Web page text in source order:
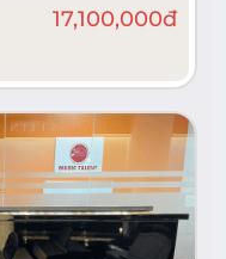
17,100,000đ